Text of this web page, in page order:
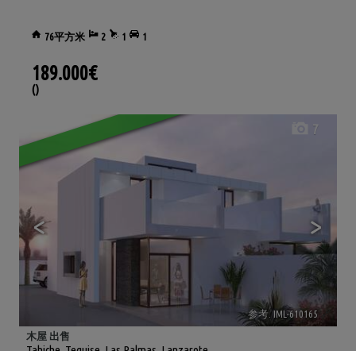
76平方米 2 1 1
189.000€
()
< >
7
参考. IML-610165 🔗
木屋 出售